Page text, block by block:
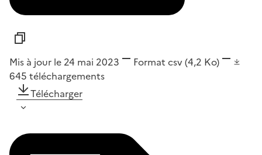
Mis à jour le 24 mai 2023 Format csv(4,2 Ko)
645 téléchargements
Télécharger